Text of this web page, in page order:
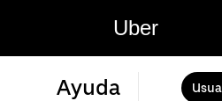
Uber
Ayuda